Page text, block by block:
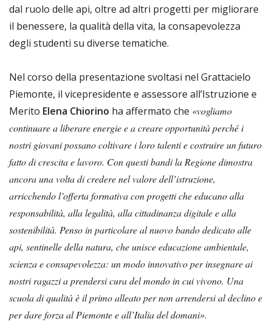
dal ruolo delle api, oltre ad altri progetti per migliorare
il benessere, la qualità della vita, la consapevolezza
degli studenti su diverse tematiche.
Nel corso della presentazione svoltasi nel Grattacielo
Piemonte, il vicepresidente e assessore all’Istruzione e
Merito Elena Chiorino ha affermato che «vogliamo
continuare a liberare energie e a creare opportunità perché i
nostri giovani possano coltivare i loro talenti e costruire un futuro
fatto di crescita e lavoro. Con questi bandi la Regione dimostra
ancora una volta di credere nel valore dell’istruzione,
arricchendo l’offerta formativa con progetti che educano alla
responsabilità, alla legalità, alla cittadinanza digitale e alla
sostenibilità. Penso in particolare al nuovo bando dedicato alle
api, sentinelle della natura, che unisce educazione ambientale,
scienza e consapevolezza: un modo innovativo per insegnare ai
nostri ragazzi a prendersi cura del mondo in cui vivono. Una
scuola di qualità è il primo alleato per non arrendersi al declino e
per dare forza al Piemonte e all’Italia del domani».